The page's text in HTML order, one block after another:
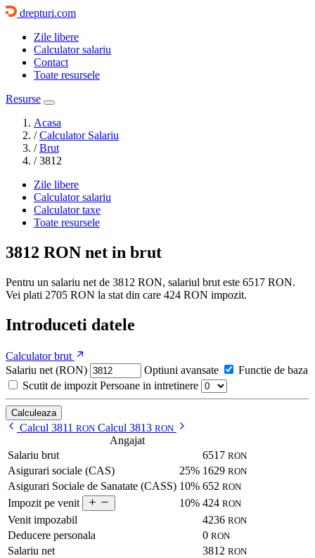
drepturi.com
Zile libere
Calculator salariu
Contact
Toate resursele
Resurse
Acasa
/ Calculator Salariu
/ Brut
/ 3812
Zile libere
Calculator salariu
Calculator taxe
Toate resursele
3812 RON net in brut
Pentru un salariu net de 3812 RON, salariul brut este 6517 RON.
Vei plati 2705 RON la stat din care 424 RON impozit.
Introduceti datele
Calculator brut
Salariu net (RON)
Optiuni avansate
Functie de baza
Scutit de impozit Persoane in intretinere
Calculeaza
Calcul 3811 RON Calcul 3813 RON
Angajat
Salariu brut
6517 RON
Asigurari sociale (CAS) 25% 1629 RON
Asigurari Sociale de Sanatate (CASS) 10% 652 RON
Impozit pe venit 10% 424 RON
Venit impozabil 4236 RON
Deducere personala 0 RON
Salariu net 3812 RON